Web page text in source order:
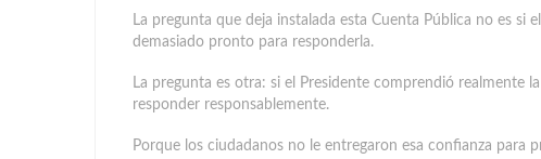
La pregunta que deja instalada esta Cuenta Pública no es si
demasiado pronto para responderla.
La pregunta es otra: si el Presidente comprendió realmente
responder responsablemente.
Porque los ciudadanos no le entregaron esa confianza para